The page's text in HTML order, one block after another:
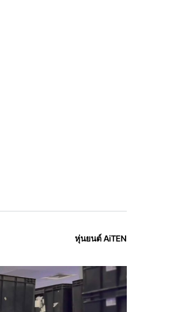
หุ่นยนต์ AiTEN